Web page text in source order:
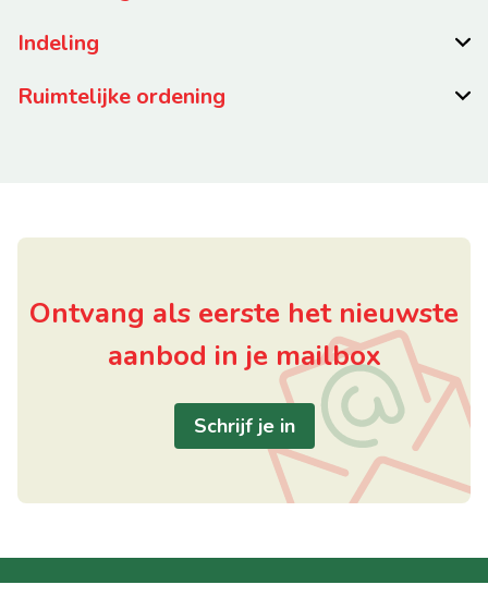
Indeling
Ruimtelijke ordening
Ontvang als eerste het nieuwste
aanbod in je mailbox
Schrijf je in